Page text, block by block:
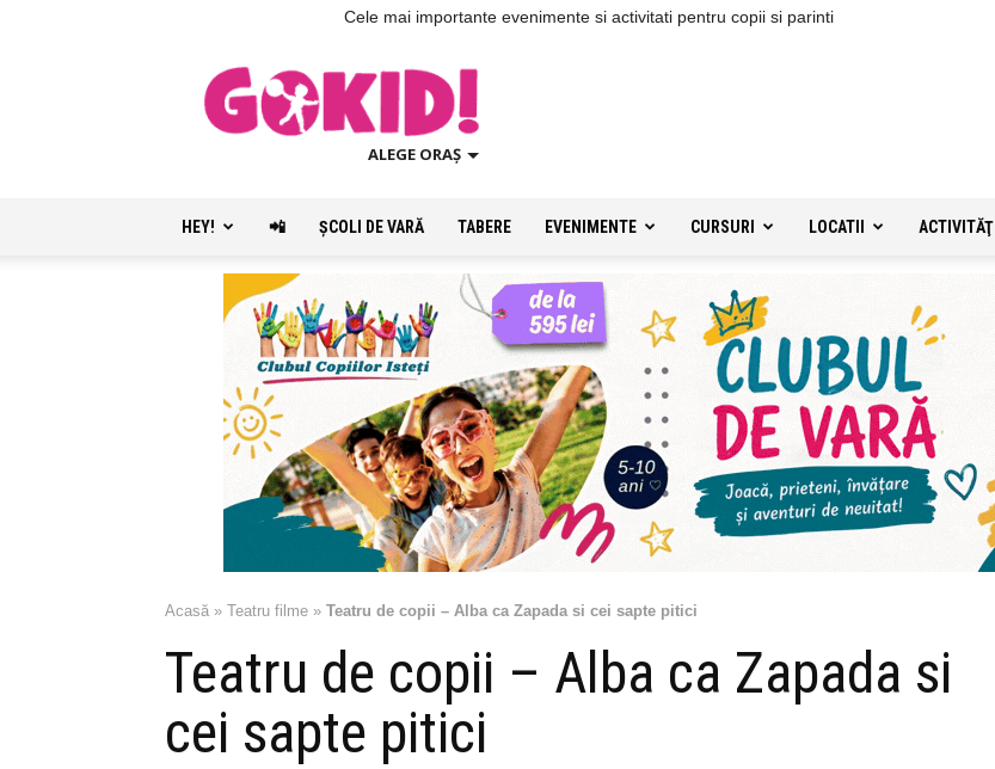
Cele mai importante evenimente si activitati pentru copii si parinti
ALEGE ORAȘ
HEY! 📲 ŞCOLI DE VARĂ TABERE EVENIMENTE CURSURI LOCATII ACTIVITĂŢI
Acasă » Teatru filme » Teatru de copii – Alba ca Zapada si cei sapte pitici
Teatru de copii – Alba ca Zapada si
cei sapte pitici